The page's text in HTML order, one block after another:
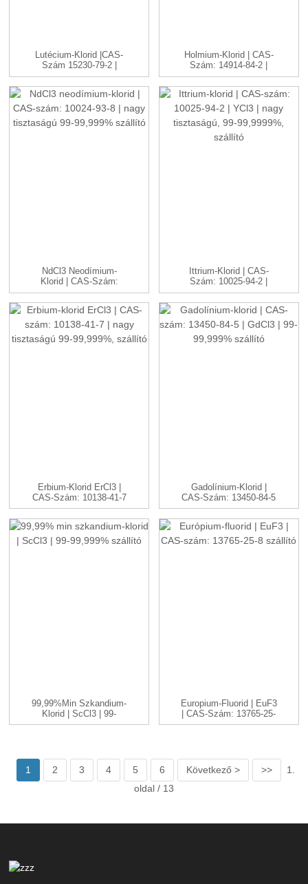
Lutécium-Klorid |CAS-
Szám 15230-79-2 |
LuCl3 C...
Holmium-Klorid | CAS-
Szám: 14914-84-2 |
HoCl3 ...
NdCl3 Neodímium-
Klorid | CAS-Szám:
10024-93-8 ...
Ittrium-Klorid | CAS-
Szám: 10025-94-2 |
YCl3 ...
Erbium-Klorid ErCl3 |
CAS-Szám: 10138-41-7
| H...
Gadolínium-Klorid |
CAS-Szám: 13450-84-5
| GdC...
99,99%min Szkandium-
Klorid | ScCl3 | 99-
99,999...
Europium-Fluorid | EuF3
| CAS-Szám: 13765-25-
8...
1 2 3 4 5 6 Következő > >>
1.
oldal / 13